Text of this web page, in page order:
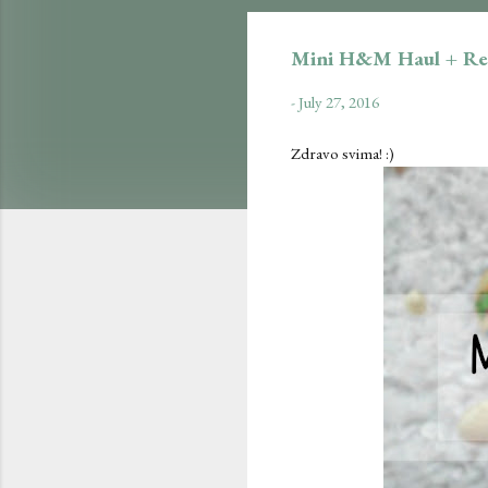
Mini H&M Haul +
-July 27, 2016
Zdravo svima! :)